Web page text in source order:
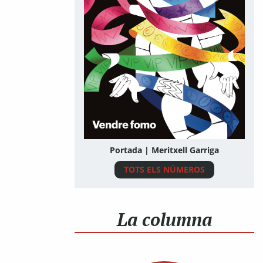
Portada | Meritxell Garriga
TOTS ELS NÚMEROS
La columna